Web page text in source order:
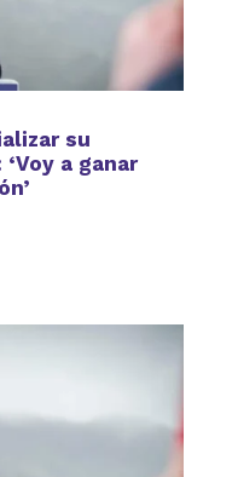
su
a ganar